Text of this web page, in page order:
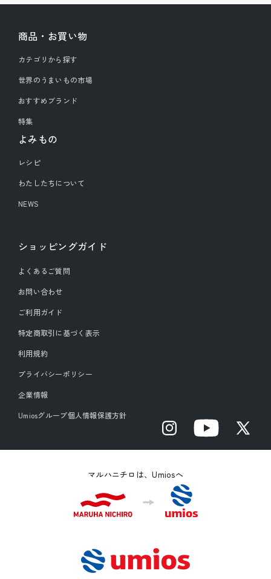
商品・お買い物
カテゴリから探す
世界のうまいもの市場
おすすめブランド
特集
よみもの
レシピ
わたしたちについて
NEWS
ショッピングガイド
よくあるご質問
お問い合わせ
ご利用ガイド
特定商取引に基づく表示
利用規約
プライバシーポリシー
企業情報
Umiosグループ個人情報保護方針
InstagramYouTube
X
(Twitter)
マルハニチロは、Umiosへ